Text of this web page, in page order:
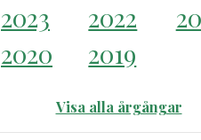
2023
2022
2020
2019
Visa alla årgångar